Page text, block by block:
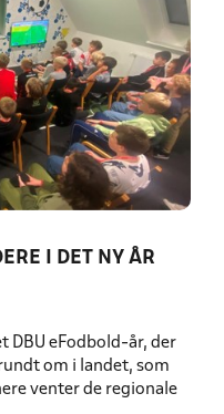
I DET NY ÅR
DBU eFodbold-år, der
om i landet, som
venter de regionale